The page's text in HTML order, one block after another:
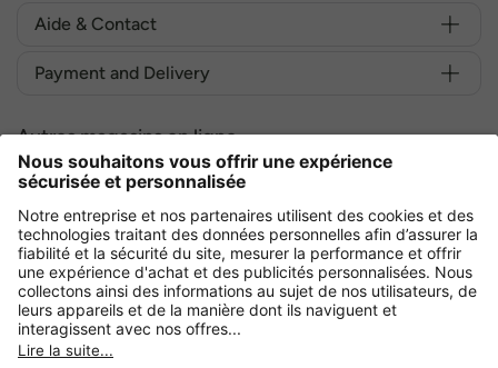
Aide & Contact
Payment and Delivery
Autres magasins en ligne
France
Achetez en toute sécurité avec :